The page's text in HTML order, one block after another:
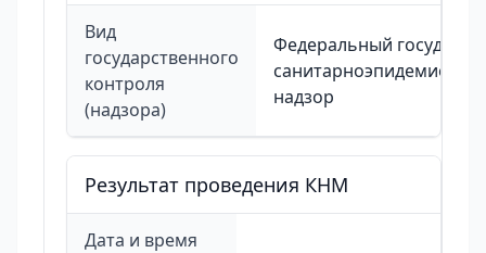
Вид
государственного
контроля
(надзора)
Федеральный
надзор
Результат проведения КНМ
Дата и время